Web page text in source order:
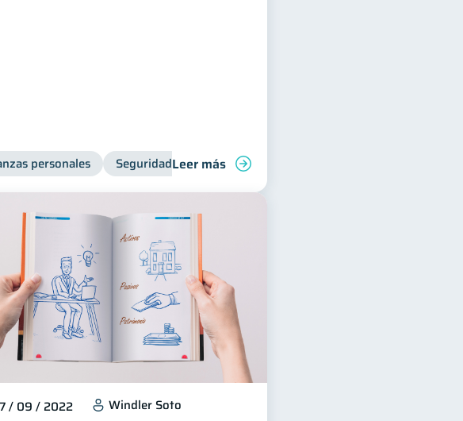
Consejos Bienestar financiero
personales Seguridad financiera
Leer más
/ 09 / 2022 Windler Soto